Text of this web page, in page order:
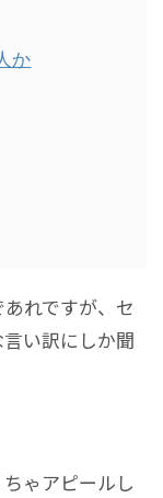
か
れですが、セ
い訳にしか聞
ゃアピールし